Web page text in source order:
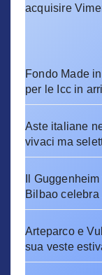
acquisire
Fondo Made
per le Icc in
Aste italiane
vivaci ma
Il
Bilbao
Arteparco e
sua veste